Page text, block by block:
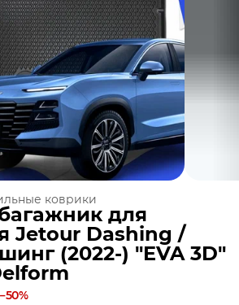
коврики
для
Jetour Dashing /
(2022-) "EVA 3D"
50%